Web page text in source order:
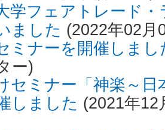
学フェアトレード
ました (2022年02月
ミナーを開催しまし
ー)
セミナー「神楽～
しました (2021年12